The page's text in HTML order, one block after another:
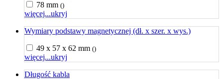
78 mm ()
więcej...ukryj
Wymiary podstawy magnetycznej (dł. x szer. x wys.)
49 x 57 x 62 mm ()
więcej...ukryj
Długość kabla